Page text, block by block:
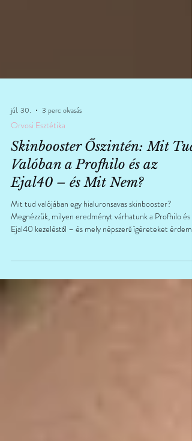
júl. 30. 3 perc olvasás
Orvosi Esztétika
Skinbooster Őszintén: Mit Tud
Valóban a Profhilo és az
Ejal40 – és Mit Nem?
Mit tud valójában egy hialuronsavas skinbooster?
Ejal40 kezeléstől – és mely népszerű ígéreteket